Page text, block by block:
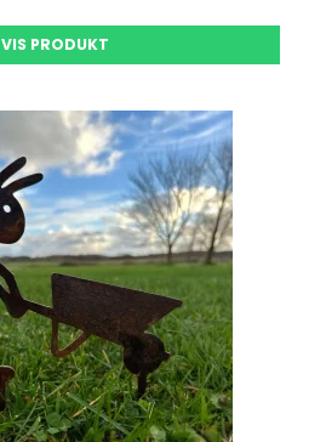
VIS PRODUKT